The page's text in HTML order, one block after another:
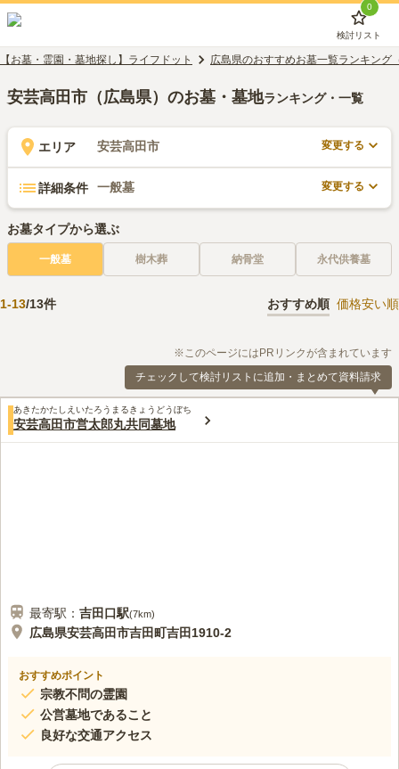
0
検討リスト
【お墓・霊園・墓地探し】ライフドット 広島県のおすすめお墓一覧ランキング
安芸高田市（広島県）のお墓・墓地ランキング・一覧
エリア 安芸高田市 変更する
詳細条件 一般墓 変更する
お墓タイプから選ぶ
一般墓 樹木葬 納骨堂 永代供養墓
1-13/13件 おすすめ順 価格安い順
※このページにはPRリンクが含まれています
チェックして検討リストに追加・まとめて資料請求
あきたかたしえいたろうまるきょうどうぼち
安芸高田市営太郎丸共同墓地
最寄駅： 吉田口駅(7km)
広島県安芸高田市吉田町吉田1910-2
おすすめポイント
宗教不問の霊園
公営墓地であること
良好な交通アクセス